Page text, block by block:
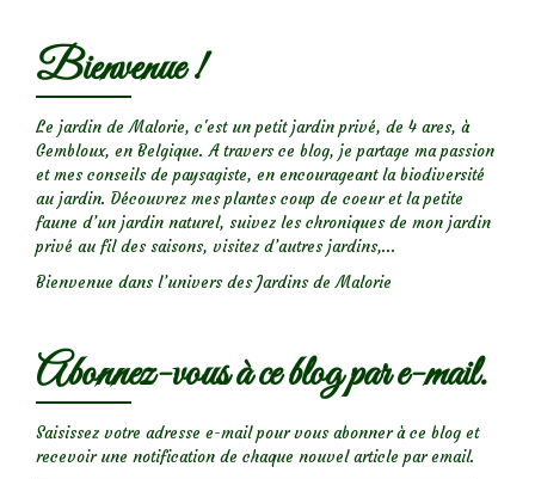
Bienvenue !
Le jardin de Malorie, c'est un petit jardin privé, de 4 ares, à
Gembloux, en Belgique. A travers ce blog, je partage ma passion
et mes conseils de paysagiste, en encourageant la biodiversité
au jardin. Découvrez mes plantes coup de coeur et la petite
faune d’un jardin naturel, suivez les chroniques de mon jardin
privé au fil des saisons, visitez d’autres jardins,...
Bienvenue dans l’univers des Jardins de Malorie
Abonnez-vous à ce blog par e-mail.
Saisissez votre adresse e-mail pour vous abonner à ce blog et
recevoir une notification de chaque nouvel article par email.